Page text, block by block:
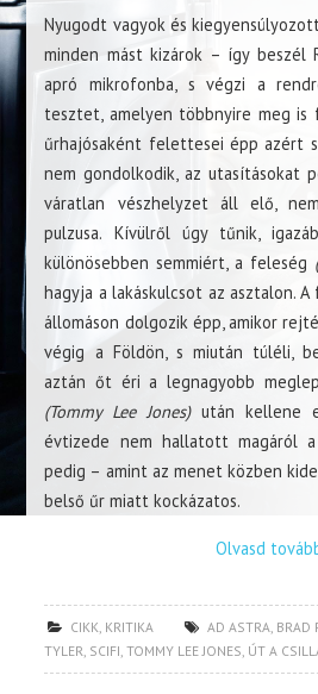
Nyugodt vagyok és
minden mást kizárok – így beszél
apró mikrofonba, s végzi a
tesztet, amelyen többnyire meg is
űrhajósaként felettesei épp azért
nem gondolkodik, az utasításokat
váratlan vészhelyzet áll elő,
pulzusa. Kívülről úgy tűnik,
különösebben semmiért, a feleség
hagyja a lakáskulcsot az asztalon.
állomáson dolgozik épp, amikor
végig a Földön, s miután túléli,
aztán őt éri a legnagyobb
(Tommy Lee Jones)után kellene
évtizede nem hallatott magáról
pedig – amint az menet közben
belső űr miatt kockázatos.
Olvasd
CIKK, KRITIKA AD ASTRA, BRAD
TYLER, SCIFI,TOMMY LEE JONES, ÚT A